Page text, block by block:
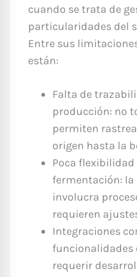
cuando se trata de
particularidades del
Entre sus
están:
Falta de
producción: no
permiten
origen hasta la
Poca flexibilidad
fermentación:
involucra
requieren
Integraciones
funcionalidades
requerir